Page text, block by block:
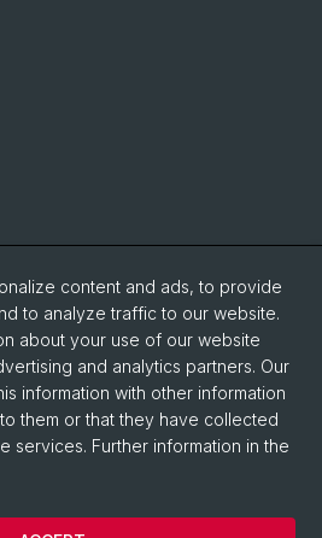
content and ads, to provide
to analyze traffic to our website.
about your use of our website
and analytics partners. Our
information with other information
them or that they have collected
services. Further information in the